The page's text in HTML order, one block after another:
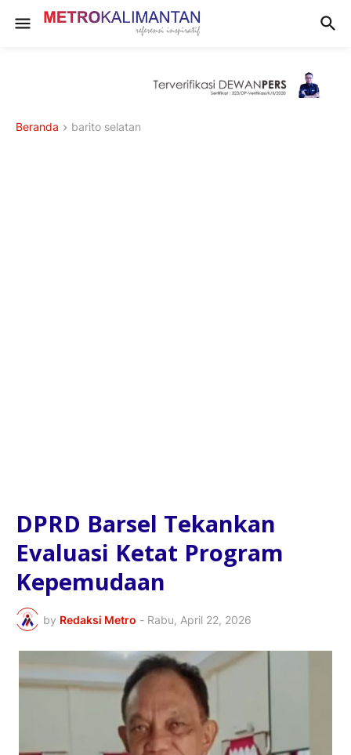
Beranda barito selatan
DPRD Barsel Tekankan
Evaluasi Ketat Program
Kepemudaan
by Redaksi Metro - Rabu, April 22, 2026